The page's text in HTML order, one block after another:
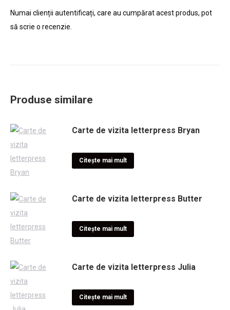
Numai clienții autentificați, care au cumpărat acest produs, pot
să scrie o recenzie.
Produse similare
Carte de vizita letterpress Bryan
Citește mai mult
Carte de vizita letterpress Butter
Citește mai mult
Carte de vizita letterpress Julia
Citește mai mult